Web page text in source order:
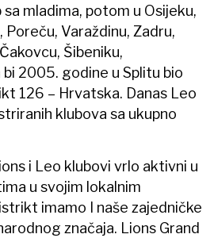
sa mladima, potom u Osijeku,
Poreču, Varaždinu, Zadru,
Šibeniku,
bi 2005. godine u Splitu bio
126 – Hrvatska. Danas Leo
klubova sa ukupno
i Leo klubovi vrlo aktivni u
u svojim lokalnim
imamo I naše zajedničke
značaja. Lions Grand